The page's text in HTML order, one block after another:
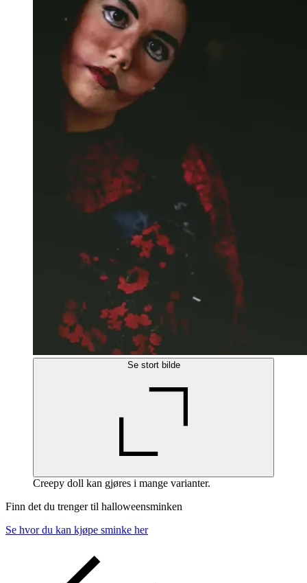
Se stort bilde
Creepy doll kan gjøres i mange varianter.
Finn det du trenger til halloweensminken
Se hvor du kan kjøpe sminke her